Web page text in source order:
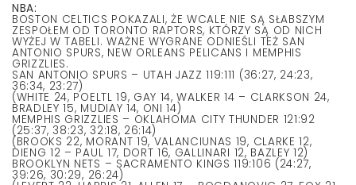
NBA:
BOSTON CELTICS POKAZALI, ŻE WCALE NIE SĄ SŁABSZYM
ZESPOŁEM OD TORONTO RAPTORS, KTÓRZY SĄ OD NICH
WYŻEJ W TABELI. WAŻNE WYGRANE ODNIEŚLI TEŻ SAN
ANTONIO SPURS, NEW ORLEANS PELICANS I MEMPHIS
GRIZZLIES.
SAN ANTONIO SPURS – UTAH JAZZ 119:111 (36:27, 24:23,
36:34, 23:27)
(WHITE 24, POELTL 19, GAY 14, WALKER 14 – CLARKSON 24,
BRADLEY 15, MUDIAY 14, ONI 14)
MEMPHIS GRIZZLIES – OKLAHOMA CITY THUNDER 121:92
(25:37, 38:23, 32:18, 26:14)
(BROOKS 22, MORANT 19, VALANCIUNAS 19, CLARKE 12,
DIENG 12 – PAUL 17, DORT 16, GALLINARI 12, BAZLEY 12)
BROOKLYN NETS – SACRAMENTO KINGS 119:106 (24:27,
39:26, 30:29, 26:24)